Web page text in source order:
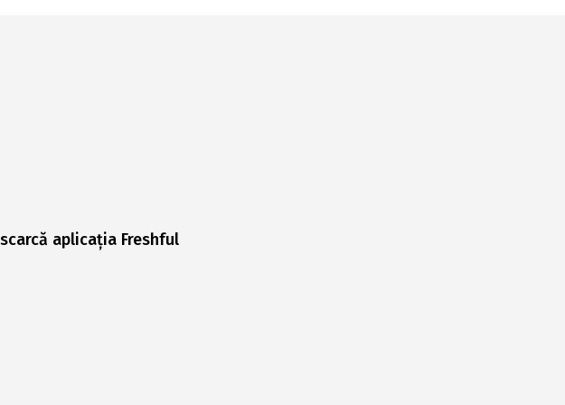
aplicația Freshful